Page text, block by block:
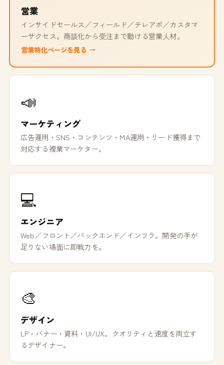
営業
インサイドセールス／フィールド／テレアポ／カスタマ
ーサクセス。商談化から受注まで動ける営業人材。
営業特化ページを見る →
📣
マーケティング
広告運用・SNS・コンテンツ・MA運用・リード獲得まで
対応する複業マーケター。
💻
エンジニア
Web／フロント／バックエンド／インフラ。開発の手が
足りない場面に即戦力を。
🎨
デザイン
LP・バナー・資料・UI/UX。クオリティと速度を両立す
るデザイナー。